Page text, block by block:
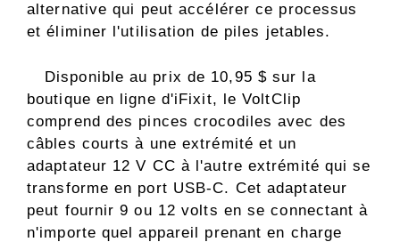
alternative qui peut accélérer ce processus
et éliminer l'utilisation de piles jetables.
Disponible au prix de 10,95 $ sur la
boutique en ligne d'iFixit, le VoltClip
comprend des pinces crocodiles avec des
câbles courts à une extrémité et un
adaptateur 12 V CC à l'autre extrémité qui se
transforme en port USB-C. Cet adaptateur
peut fournir 9 ou 12 volts en se connectant à
n'importe quel appareil prenant en charge